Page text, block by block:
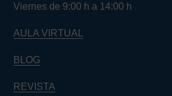
Viernes de 9:00 h a 14:00 h
AULA VIRTUAL
BLOG
REVISTA